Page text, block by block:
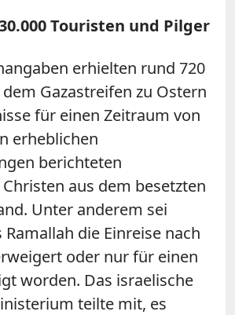
Touristen und Pilger
erhielten rund 720
Gazastreifen zu Ostern
für einen Zeitraum von
erheblichen
berichteten
aus dem besetzten
Unter anderem sei
die Einreise nach
oder nur für einen
worden. Das israelische
teilte mit, es